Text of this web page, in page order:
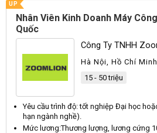
UP
Nhân Viên Kinh Doanh Máy
Quốc
Công Ty TNHH
Hà Nội, Hồ Chí
Hòa Bình, Hưng
15 - 50 triệu
Yêu cầu trình độ: tốt nghiệp Đại học
hạn ngành nghề).
Mức lương:Thương lượng, lương cứng